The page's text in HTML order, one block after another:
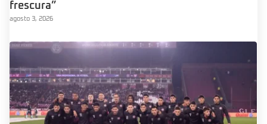
frescura”
agosto 3, 2026